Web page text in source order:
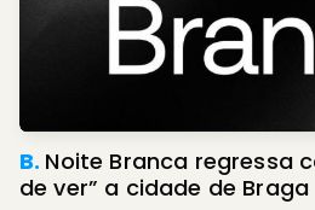
B. Noite Branca regressa
de ver” a cidade de Braga